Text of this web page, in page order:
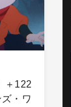
＋122
・ワ